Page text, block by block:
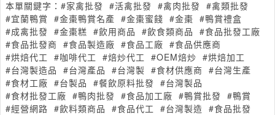
本單關鍵字： #家禽批發 #活禽批發 #禽肉批發 #禽類批發
#宜蘭鴨賞 #金棗鴨賞名產 #金棗蜜餞 #金棗 #鴨賞禮盒
#成禽批發 #金棗糕 #飲用商品 #飲食類商品 #食品批發工廠
#食品批發商 #食品製造廠 #食品工廠 #食品供應商
#烘焙代工 #咖啡代工 #焙炒代工 #OEM焙炒 #烘焙加工
#台灣製造品 #台灣產品 #台灣製 #食材供應商 #台灣生產
#食材工廠 #台製品 #餐飲原料批發 #台灣製品
#食材批發工廠 #鴨肉批發 #食品加工廠 #鴨賞批發 #鴨賞
#經營網路 #飲料類商品 #食品代工 #台灣製造 #食品批發